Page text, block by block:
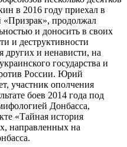
в 2016 году приехал в
«Призрак», продолжал
и доносить в своих
и деструктивности
других и ненависти, на
государства и
России. Юрий
участник ополчения
боев 2014 года под
Донбасса,
«Тайная история
направленных на